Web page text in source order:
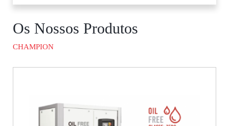
Os Nossos Produtos
CHAMPION